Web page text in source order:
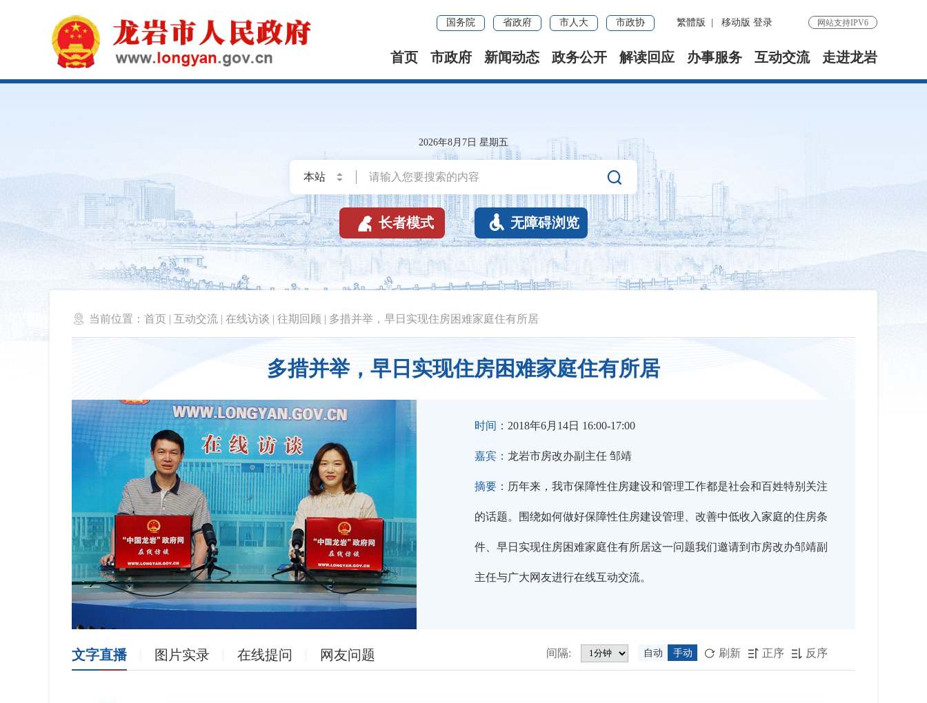
国务院 省政府 市人大 市政协 繁體版 移动版 登录 网站支持IPV6
首页 市政府 新闻动态 政务公开 解读回应 办事服务 互动交流 走进龙岩
2026年8月7日 星期五

 长者模式  无障碍浏览
 当前位置： 首页 | 互动交流 | 在线访谈 | 往期回顾 | 多措并举，早日实现住房困难家庭住有所居
多措并举，早日实现住房困难家庭住有所居
时间： 2018年6月14日 16:00-17:00
嘉宾： 龙岩市房改办副主任 邹靖
摘要： 历年来，我市保障性住房建设和管理工作都是社会和百姓特别关注
的话题。围绕如何做好保障性住房建设管理、改善中低收入家庭的住房条
件、早日实现住房困难家庭住有所居这一问题我们邀请到市房改办邹靖副
主任与广大网友进行在线互动交流。
文字直播 图片实录 在线提问 网友问题 间隔: 自动 手动  刷新  正序  反序